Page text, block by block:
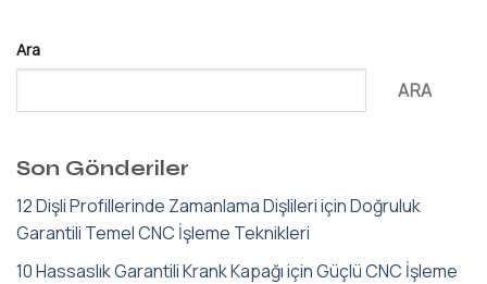
Ara
ARA
Son Gönderiler
12 Dişli Profillerinde Zamanlama Dişlileri için Doğruluk
Garantili Temel CNC İşleme Teknikleri
10 Hassaslık Garantili Krank Kapağı için Güçlü CNC İşleme